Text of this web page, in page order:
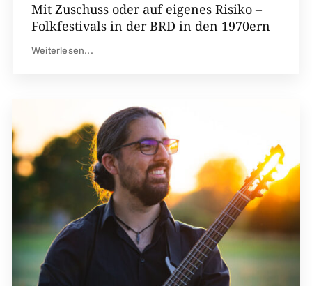
Mit Zuschuss oder auf eigenes Risiko –
Folkfestivals in der BRD in den 1970ern
Weiterlesen...